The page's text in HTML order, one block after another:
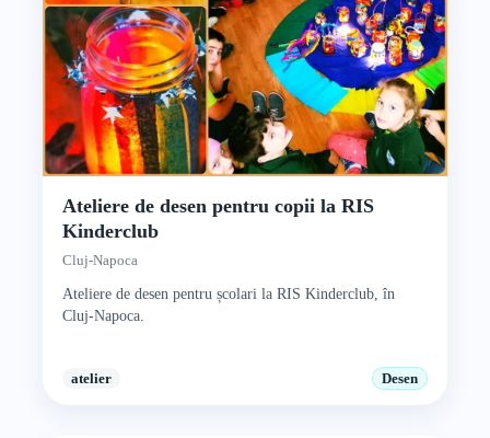
Ateliere de desen pentru copii la RIS
Kinderclub
Cluj-Napoca
Ateliere de desen pentru școlari la RIS Kinderclub, în
Cluj-Napoca.
atelier Desen